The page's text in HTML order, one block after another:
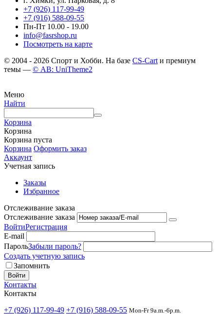
+7 (926) 117-99-49
+7 (916) 588-09-55
Пн-Пт 10.00 - 19.00
info@fasrshop.ru
Посмотреть на карте
© 2004 - 2026 Спорт и Хобби. На базе CS-Cart и премиум
темы — © AB: UniTheme2
Меню
Найти
Корзина
Корзина
Корзина пуста
Корзина Оформить заказ
Аккаунт
Учетная запись
Заказы
Избранное
Отслеживание заказа
Отслеживание заказа
ВойтиРегистрация
E-mail
ПарольЗабыли пароль?
Создать учетную запись
Запомнить
Войти
Контакты
Контакты
+7 (926) 117-99-49 +7 (916) 588-09-55 Mon-Fr 9a.m.-6p.m.